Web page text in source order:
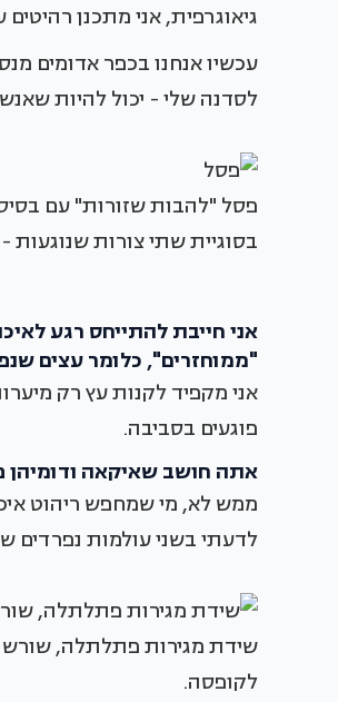
גיאוגרפית, אני מתכנן
לסדנה שלי - יכול להיות
פסל "להבות שזורות" עם
בסוגיית שתי צורות שנוגעות
אני חייבת להתייחס רגע
"ממוחזרים", כלומר עצים
אני מקפיד לקנות עץ רק
פוגעים בסביבה.
אתה חושב שאיקאה ודומיהן
ממש לא, מי שמחפש ריהוט
לדעתי בשני עולמות נפרדים
שידת מגירות פתלתלה, שורש
לקופסה.